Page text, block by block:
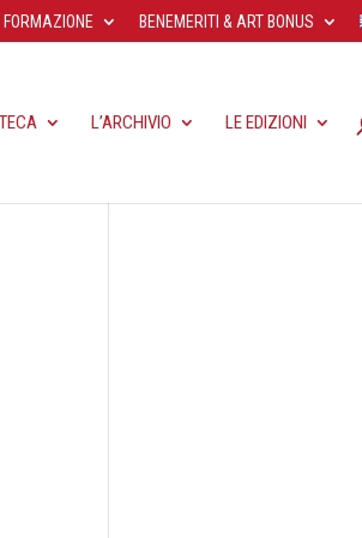
FORMAZIONE BENEMERITI & ART BONUS
L’ARCHIVIO LE EDIZIONI